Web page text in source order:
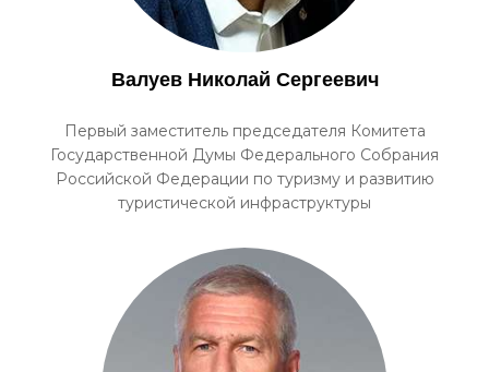
Валуев Николай Сергеевич
Первый заместитель председателя Комитета
Государственной Думы Федерального Собрания
Российской Федерации по туризму и развитию
туристической инфраструктуры